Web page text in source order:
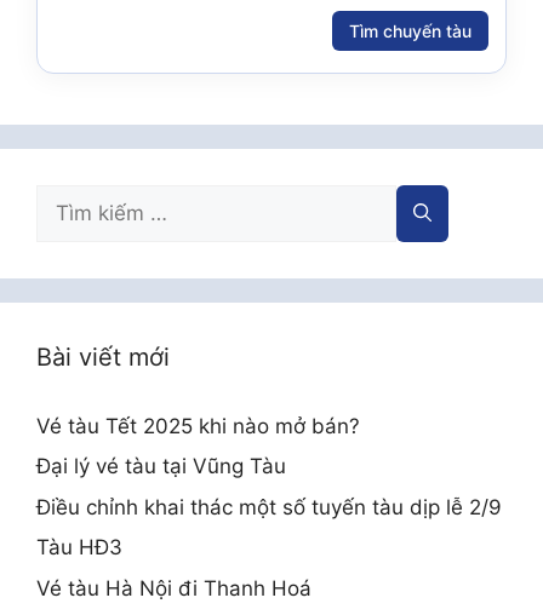
Tìm chuyến tàu
Tìm
kiếm
Bài viết mới
Vé tàu Tết 2025 khi nào mở bán?
Đại lý vé tàu tại Vũng Tàu
Điều chỉnh khai thác một số tuyến tàu dịp lễ 2/9
Tàu HĐ3
Vé tàu Hà Nội đi Thanh Hoá